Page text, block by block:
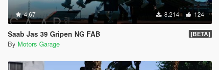
4.67 8.214 124
Saab Jas 39 Gripen NG FAB [BETA]
By Motors Garage